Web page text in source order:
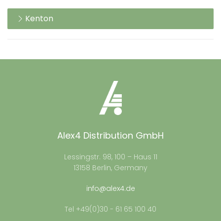
Kenton
Alex4 Distribution GmbH
Lessingstr. 98, 100 – Haus 11
13158 Berlin, Germany
info@alex4.de
Tel +49(0)30 - 61 65 100 40